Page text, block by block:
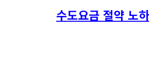
수도요금 절약 노